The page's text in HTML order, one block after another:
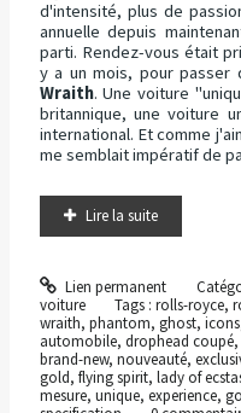
d'intensité, plus de
annuelle depuis
parti. Rendez-vous était
y a un mois, pour passer
Wraith. Une voiture
britannique, une voiture
international. Et comme
me semblait impératif de
Lire la suite
Lien permanent
voiture
Tags :rolls-royce,
wraith, phantom, ghost, icons
automobile, drophead coupé,
brand-new, nouveauté,
gold, flying spirit, lady of
mesure, unique, experience,